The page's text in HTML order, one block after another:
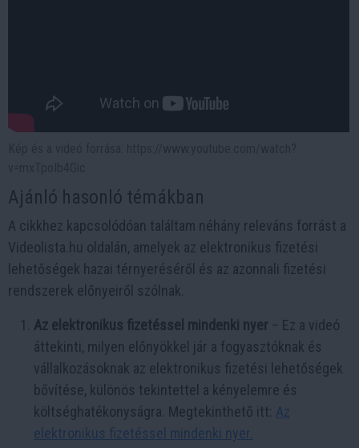
Ajánló hasonló témákban
A cikkhez kapcsolódóan találtam néhány releváns forrást a
Videolista.hu oldalán, amelyek az elektronikus fizetési
lehetőségek hazai térnyeréséről és az azonnali fizetési
rendszerek előnyeiről szólnak.
Az elektronikus fizetéssel mindenki nyer – Ez a videó
áttekinti, milyen előnyökkel jár a fogyasztóknak és
vállalkozásoknak az elektronikus fizetési lehetőségek
bővítése, különös tekintettel a kényelemre és
költséghatékonyságra. Megtekinthető itt: Az
elektronikus fizetéssel mindenki nyer.